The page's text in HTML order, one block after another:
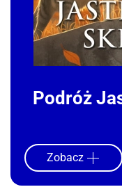
Podróż
Zobacz